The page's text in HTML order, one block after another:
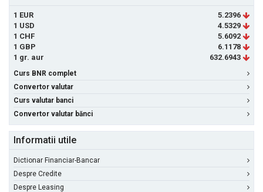
1 EUR
5.2396
1 USD
4.5329
1 CHF
5.6092
1 GBP
6.1178
1 gr. aur
632.6943
Curs BNR complet
Convertor valutar
Curs valutar banci
Convertor valutar bănci
Informatii utile
Dictionar Financiar-Bancar
Despre Credite
Despre Leasing